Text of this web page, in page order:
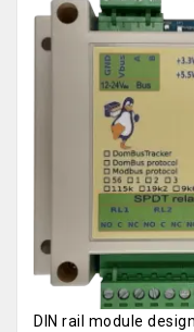
DIN rail module